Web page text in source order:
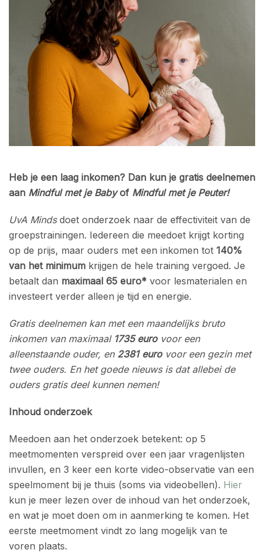
Heb je een laag inkomen? Dan kun je gratis deelnemen
aan Mindful met je Babyof Mindful met je Peuter!
UvA Mindsdoet onderzoek naar de effectiviteit van de
groepstrainingen. Iedereen die meedoet krijgt korting
op de prijs, maar ouders met een inkomen tot 140%
van het minimum krijgen de hele training vergoed. Je
betaalt dan maximaal 65 euro* voor lesmaterialen en
investeert verder alleen je tijd en energie.
Gratis deelnemen kan met een maandelijks bruto
inkomen van maximaal 1735 eurovoor een
alleenstaande ouder, en 2381 eurovoor een gezin met
twee ouders. En het goede nieuws is dat allebei de
ouders gratis deel kunnen nemen!
Inhoud onderzoek
Meedoen aan het onderzoek betekent: op 5
meetmomenten verspreid over een jaar vragenlijsten
invullen, en 3 keer een korte video-observatie van een
speelmoment bij je thuis (soms via videobellen). Hier
kun je meer lezen over de inhoud van het onderzoek,
en wat je moet doen om in aanmerking te komen. Het
eerste meetmoment vindt zo lang mogelijk van te
voren plaats.